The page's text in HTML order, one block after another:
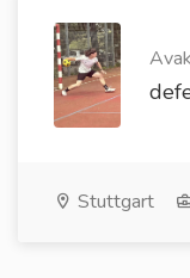
Stuttgart